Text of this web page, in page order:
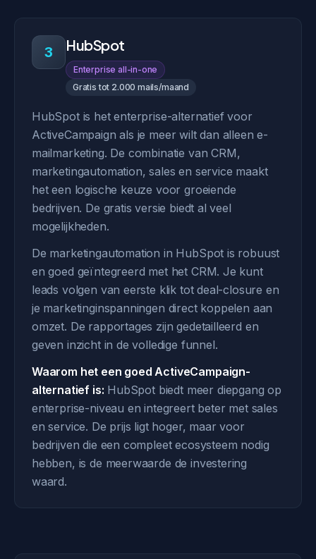
3 HubSpot
Enterprise all-in-one
Gratis tot 2.000 mails/maand
HubSpot is het enterprise-alternatief voor
ActiveCampaign als je meer wilt dan alleen e-
mailmarketing. De combinatie van CRM,
marketingautomation, sales en service maakt
het een logische keuze voor groeiende
bedrijven. De gratis versie biedt al veel
mogelijkheden.
De marketingautomation in HubSpot is robuust
en goed geïntegreerd met het CRM. Je kunt
leads volgen van eerste klik tot deal-closure en
je marketinginspanningen direct koppelen aan
omzet. De rapportages zijn gedetailleerd en
geven inzicht in de volledige funnel.
Waarom het een goed ActiveCampaign-
alternatief is: HubSpot biedt meer diepgang op
enterprise-niveau en integreert beter met sales
en service. De prijs ligt hoger, maar voor
bedrijven die een compleet ecosysteem nodig
hebben, is de meerwaarde de investering
waard.